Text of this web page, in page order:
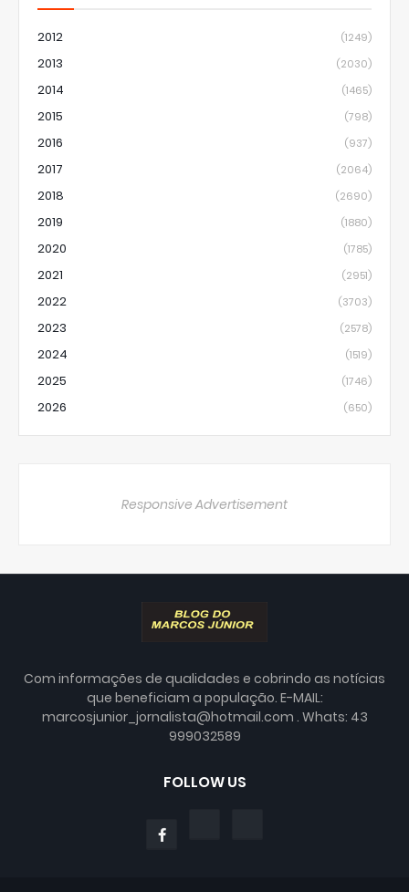
2012 (1249)
2013 (2030)
2014 (1465)
2015 (798)
2016 (937)
2017 (2064)
2018 (2690)
2019 (1880)
2020 (1785)
2021 (2951)
2022 (3703)
2023 (2578)
2024 (1519)
2025 (1746)
2026 (650)
Responsive Advertisement
Com informações de qualidades e cobrindo as notícias
que beneficiam a população. E-MAIL:
marcosjunior_jornalista@hotmail.com . Whats: 43
999032589
FOLLOW US